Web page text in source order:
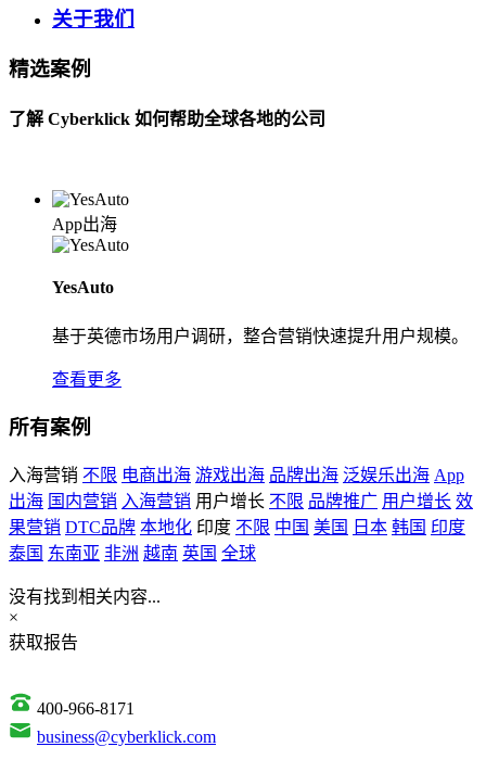
关于我们
精选案例
了解 Cyberklick 如何帮助全球各地的公司
App出海
YesAuto
基于英德市场用户调研，整合营销快速提升用户规模。
查看更多
所有案例
入海营销 不限 电商出海 游戏出海 品牌出海 泛娱乐出海 App
出海 国内营销 入海营销 用户增长 不限 品牌推广 用户增长 效
果营销 DTC品牌 本地化 印度 不限 中国 美国 日本 韩国 印度
泰国 东南亚 非洲 越南 英国 全球
没有找到相关内容...
×
获取报告
400-966-8171
business@cyberklick.com